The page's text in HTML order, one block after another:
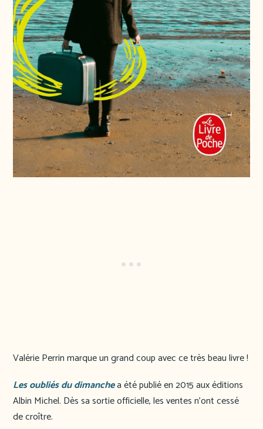
Valérie Perrin marque un grand coup avec ce très beau livre !
Les oubliés du dimanchea été publié en 2015 aux éditions
Albin Michel. Dès sa sortie officielle, les ventes n’ont cessé
de croître.